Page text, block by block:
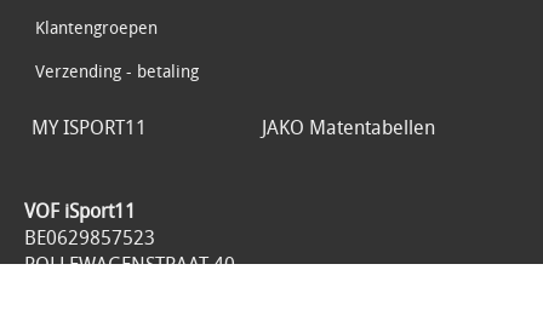
Klantengroepen
Verzending - betaling
MY ISPORT11 JAKO Matentabellen
VOF iSport11
BE0629857523
ROLLEWAGENSTRAAT 40